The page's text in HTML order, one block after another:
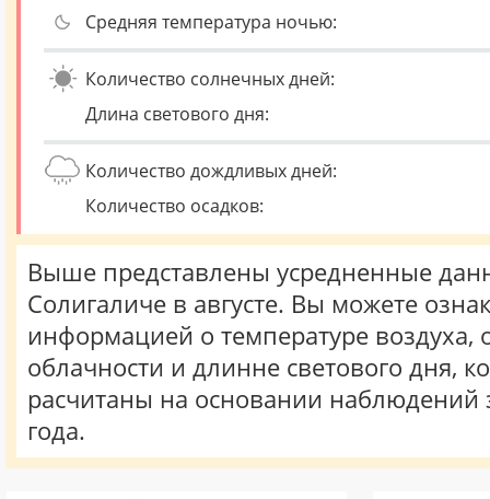
Средняя температура ночью:
Количество солнечных дней:
Длина светового дня:
Количество дождливых дней:
Количество осадков:
Выше представлены усредненные
Солигаличе в августе. Вы можете
информацией о температуре воздуха,
облачности и длинне светового дня,
расчитаны на основании наблюдений
года.